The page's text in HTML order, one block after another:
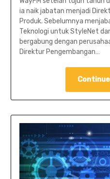
ia naik jabatan menjadi
Produk. Sebelumnya
Teknologi untuk StyleNet
bergabung dengan
Direktur Pengembangan…